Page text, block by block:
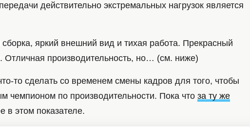
действительно экстремальных нагрузок является
сборка, яркий внешний вид и тихая работа. Прекрасный
Отличная производительность, но… (см. ниже)
то сделать со временем смены кадров для того, чтобы
чемпионом по производительности. Пока что за ту же
в этом показателе.